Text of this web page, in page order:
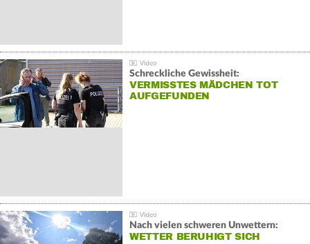
Schreckliche Gewissheit:
VERMISSTES MÄDCHEN TOT
AUFGEFUNDEN
Nach vielen schweren Unwettern:
WETTER BERUHIGT SICH